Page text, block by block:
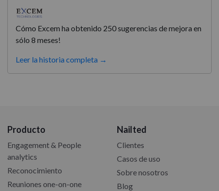
Cómo Excem ha obtenido 250 sugerencias de mejora en
sólo 8 meses!
Leer la historia completa →
Producto
Engagement & People
analytics
Reconocimiento
Reuniones one-on-one
Nailted
Clientes
Casos de uso
Sobre nosotros
Blog